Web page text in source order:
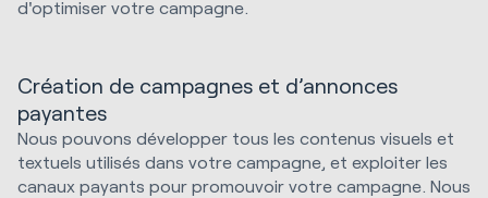
d'optimiser votre campagne.
Création de campagnes et d’annonces
payantes
Nous pouvons développer tous les contenus visuels et
textuels utilisés dans votre campagne, et exploiter les
canaux payants pour promouvoir votre campagne. Nous